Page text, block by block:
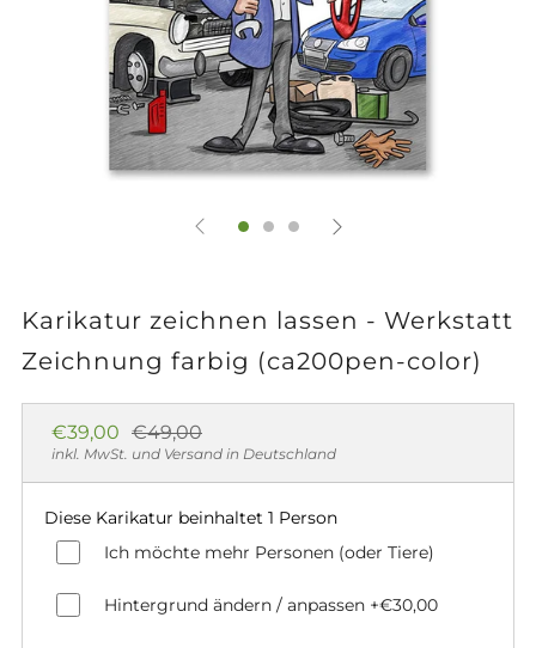
Karikatur zeichnen lassen - Werkstatt
Zeichnung farbig (ca200pen-color)
Normaler
Preis
€39,00 Sonderpreis
€49,00
inkl. MwSt. und Versand in Deutschland
Diese Karikatur beinhaltet 1 Person
Ich möchte mehr Personen (oder Tiere)
Hintergrund ändern / anpassen +€30,00